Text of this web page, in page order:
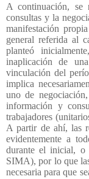
A continuación, se
consultas y la
manifestación
general referida al
planteó
inaplicación de
vinculación del
implica
uno de
información y
trabajadores
A partir de ahí, las
evidentemente a
durante el inicial, o
SIMA), por lo que
necesaria para que